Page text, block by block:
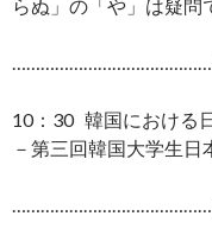
らぬ」の「や」は疑問
……………………………………
10：30 韓国における
－第三回韓国大学生日
……………………………………